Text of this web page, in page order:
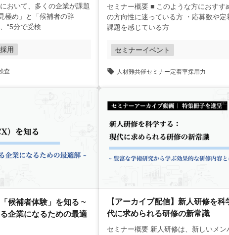
極め」と「候補者の辞
、“5分で受検
採用
査
セミナー概要 ■ このような方におすすめ ・採用活動
の方向性に迷っている方 ・応募数や定
課題を感じている方
セミナーイベント
人材難共催セミナー定着率採用力
候補者体験」を知る ~
企業になるための最適
【アーカイブ配信】新人研修を科
代に求められる研修の新常識
セミナー概要 新人研修は、新しいメンバーが会社に